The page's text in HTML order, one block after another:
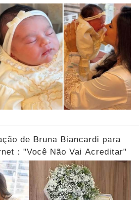
mundo”... Ver mais
de Bruna Biancardi para
："Você Não Vai Acreditar"